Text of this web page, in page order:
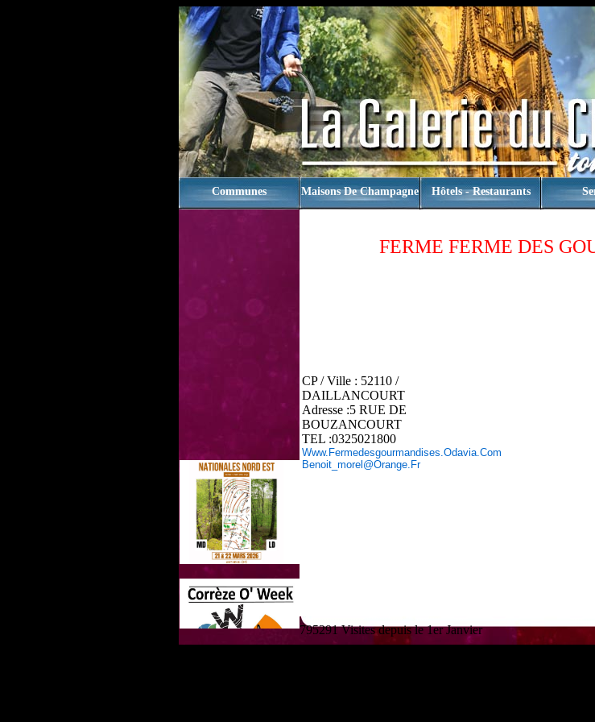
Communes Maisons De Champagne Hôtels - Restaurants
FERME FERME DES
CP / Ville : 52110 /
DAILLANCOURT
Adresse :5 RUE DE
BOUZANCOURT
TEL :0325021800
Www.fermedesgourmandises.odavia.com
Benoit_morel@orange.fr
795291 Visites depuis le 1er Janvier